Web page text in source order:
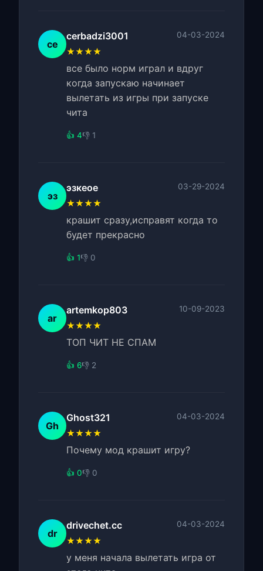
ce
cerbadzi3001 04-03-2024
★★★★
все было норм играл и вдруг
когда запускаю начинает
вылетать из игры при запуске
чита
👍 4👎 1
эз
эзкеое 03-29-2024
★★★★
крашит сразу,исправят когда то
будет прекрасно
👍 1👎 0
ar
artemkop803 10-09-2023
★★★★
ТОП ЧИТ НЕ СПАМ
👍 6👎 2
Gh
Ghost321 04-03-2024
★★★★
Почему мод крашит игру?
👍 0👎 0
dr
drivechet.cc 04-03-2024
★★★★
у меня начала вылетать игра от